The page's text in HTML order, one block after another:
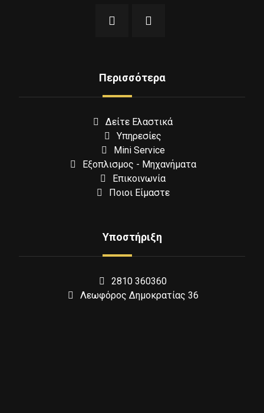
Περισσότερα
Δείτε Ελαστικά
Υπηρεσίες
Mini Service
Εξοπλισμος - Μηχανήματα
Επικοινωνία
Ποιοι Είμαστε
Υποστήριξη
2810 360360
Λεωφόρος Δημοκρατίας 36